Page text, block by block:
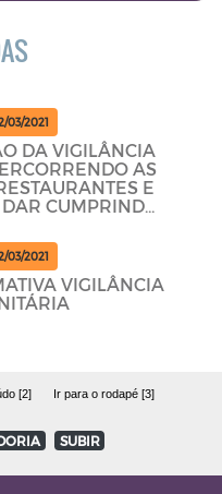
03/2021
DA VIGILÂNCIA
AS
E
CUMPRINDO
03/2021
VIGILÂNCIA
[2] Ir para o rodapé [3]
SUBIR